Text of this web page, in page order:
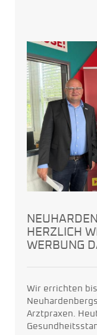
HERZLICH
WERBUNG
Wir errichten
Arztpraxen.